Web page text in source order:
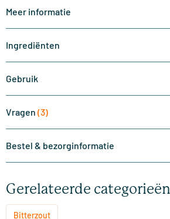
Meer informatie
Ingrediënten
Gebruik
Vragen (3)
Bestel & bezorginformatie
Gerelateerde categorieën
Bitterzout